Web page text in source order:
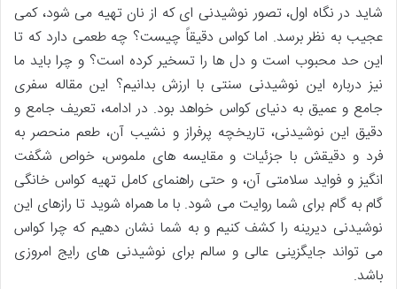
شاید در نگاه اول، تصور نوشیدنی ای که از نان تهیه می شود، کمی
عجیب به نظر برسد. اما کواس دقیقاً چیست؟ چه طعمی دارد که تا
این حد محبوب است و دل ها را تسخیر کرده است؟ و چرا باید ما
نیز درباره این نوشیدنی سنتی با ارزش بدانیم؟ این مقاله سفری
جامع و عمیق به دنیای کواس خواهد بود. در ادامه، تعریف جامع و
دقیق این نوشیدنی، تاریخچه پرفراز و نشیب آن، طعم منحصر به
فرد و دقیقش با جزئیات و مقایسه های ملموس، خواص شگفت
انگیز و فواید سلامتی آن، و حتی راهنمای کامل تهیه کواس خانگی
گام به گام برای شما روایت می شود. با ما همراه شوید تا رازهای این
نوشیدنی دیرینه را کشف کنیم و به شما نشان دهیم که چرا کواس
می تواند جایگزینی عالی و سالم برای نوشیدنی های رایج امروزی
باشد.